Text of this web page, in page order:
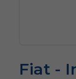
Fiat -